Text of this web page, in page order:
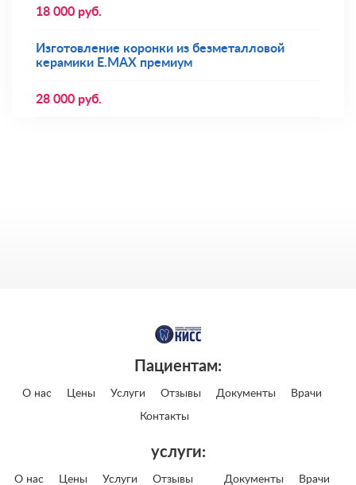
18 000 руб.
Изготовление коронки из безметалловой
керамики E.MAX премиум
28 000 руб.
Пациентам:
О нас Цены Услуги Отзывы Документы Врачи
Контакты
услуги:
О нас Цены Услуги Отзывы Документы Врачи